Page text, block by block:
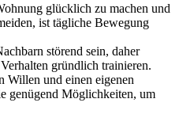
glücklich zu machen und
ist tägliche Bewegung
störend sein, daher
gründlich trainieren.
Willen und einen eigenen
genügend Möglichkeiten, um